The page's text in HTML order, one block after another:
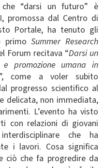
“darsi un futuro” è
promossa dal Centro di
Portale, ha tenuto gli
primoSummer Research
Forum recitava “Darsi un
e promozione umana in
come a voler subito
progresso scientifico al
delicata, non immediata,
L’evento ha visto
con relazioni di giovani
che ha
i lavori. Cosa significa
ciò che fa progredire da